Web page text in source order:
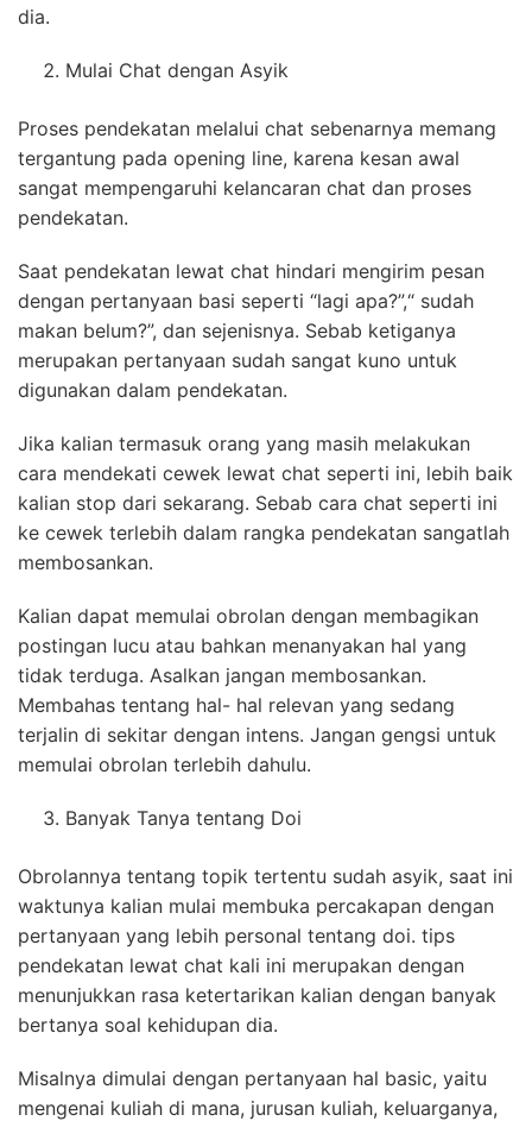
dia.
Mulai Chat dengan Asyik
Proses pendekatan melalui chat sebenarnya memang
tergantung pada opening line, karena kesan awal
sangat mempengaruhi kelancaran chat dan proses
pendekatan.
Saat pendekatan lewat chat hindari mengirim pesan
dengan pertanyaan basi seperti “lagi apa?”,“ sudah
makan belum?”, dan sejenisnya. Sebab ketiganya
merupakan pertanyaan sudah sangat kuno untuk
digunakan dalam pendekatan.
Jika kalian termasuk orang yang masih melakukan
cara mendekati cewek lewat chat seperti ini, lebih baik
kalian stop dari sekarang. Sebab cara chat seperti ini
ke cewek terlebih dalam rangka pendekatan sangatlah
membosankan.
Kalian dapat memulai obrolan dengan membagikan
postingan lucu atau bahkan menanyakan hal yang
tidak terduga. Asalkan jangan membosankan.
Membahas tentang hal- hal relevan yang sedang
terjalin di sekitar dengan intens. Jangan gengsi untuk
memulai obrolan terlebih dahulu.
Banyak Tanya tentang Doi
Obrolannya tentang topik tertentu sudah asyik, saat ini
waktunya kalian mulai membuka percakapan dengan
pertanyaan yang lebih personal tentang doi. tips
pendekatan lewat chat kali ini merupakan dengan
menunjukkan rasa ketertarikan kalian dengan banyak
bertanya soal kehidupan dia.
Misalnya dimulai dengan pertanyaan hal basic, yaitu
mengenai kuliah di mana, jurusan kuliah, keluarganya,